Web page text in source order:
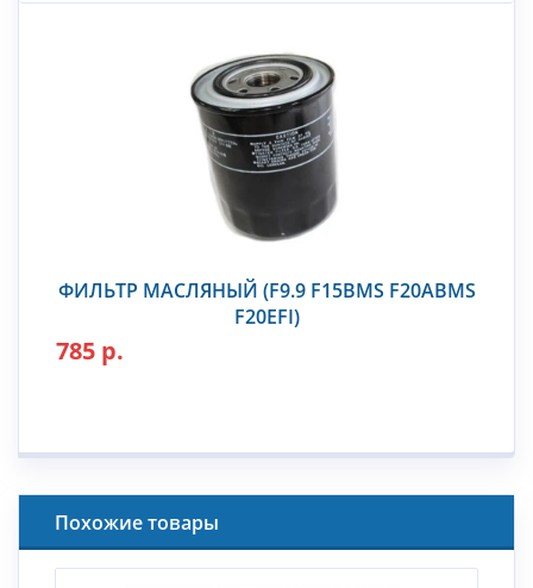
ФИЛЬТР МАСЛЯНЫЙ (F9.9 F15BMS F20ABMS
F20EFI)
785 р.
Похожие товары